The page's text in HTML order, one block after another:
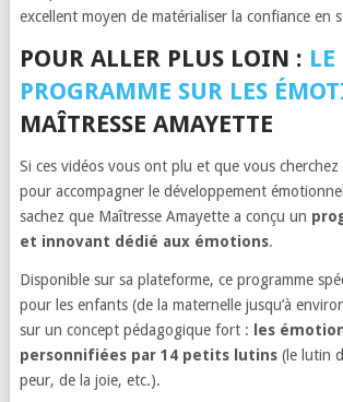
excellent moyen de matérialiser la confiance en
POUR ALLER PLUS LOIN : LE
PROGRAMME SUR LES
MAÎTRESSE AMAYETTE
Si ces vidéos vous ont plu et que vous
pour accompagner le développement
sachez que Maîtresse Amayette a conçu un
et innovant dédié aux émotions.
Disponible sur sa plateforme, ce programme
pour les enfants (de la maternelle jusqu’à
sur un concept pédagogique fort :
les
personnifiées par 14 petits lutins(le lutin
peur, de la joie, etc.).